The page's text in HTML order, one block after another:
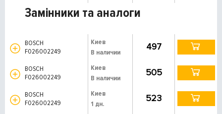
Замінники та аналоги
BOSCH
F026002249
Киев
В наличии
497
BOSCH
F026002249
Киев
В наличии
505
BOSCH
F026002249
Киев
1 дн.
523